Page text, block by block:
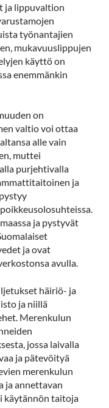
ja lippuvaltion
työnantajien
mukavuuslippujen
käyttö on
enemmänkin
on
valtio voi ottaa
alle vain
muttei
purjehtivalla
ja
ja pystyvät
ja ovat
avulla.
häiriö- ja
ja niillä
Merenkulun
jossa laivalla
ja pätevöityä
merenkulun
ja annettavan
käytännön taitoja